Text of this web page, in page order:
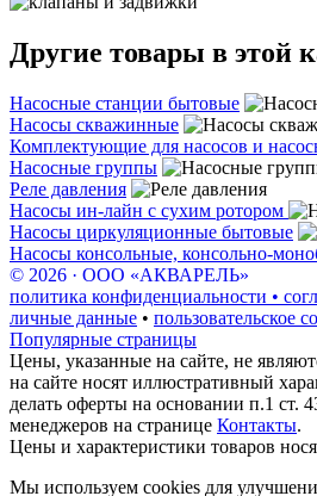
Другие товары в этой
Насосные станции бытовые
Насосы скважинные
Комплектующие для насосов и
Насосные группы
Реле давления
Насосы ин-лайн с сухим ротором
Насосы циркуляционные бытовые
Насосы консольные, консольно-
© 2026 · ООО «АКВАРЕЛЬ»
политика конфиденциальности •
личные данные • пользовательское
Популярные страницы
Цены, указанные на сайте, не
на сайте носят иллюстративный
делать оферты на основании п.1 ст.
менеджеров на странице Контакты.
Цены и характеристики товаров
Мы используем cookies для